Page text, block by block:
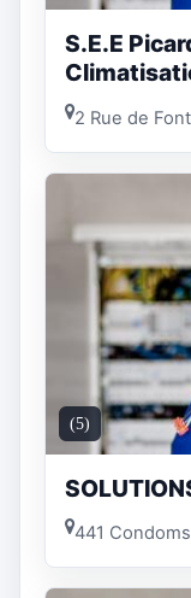
S.E.E
2 Rue de
(5)
441